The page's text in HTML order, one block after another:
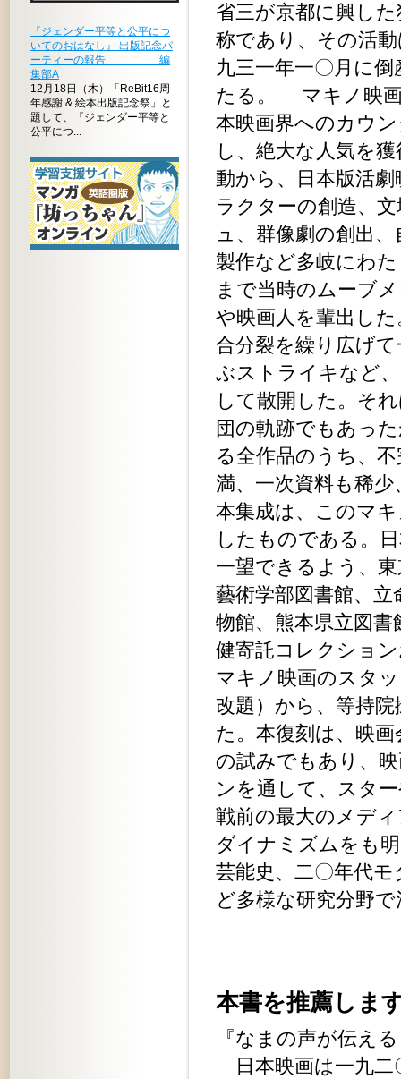
『ジェンダー平等と公平につ
いてのおはなし』 出版記念パ
ーティーの報告 編
集部A
12月18日（木）「ReBit16周
年感謝 & 絵本出版記念祭」と
題して、『ジェンダー平等と
公平につ...
省三が京都に興し
称であり、その活
九三一年一〇月に
たる。 マキノ映画
本映画界へのカウ
し、絶大な人気を
動から、日本版活
ラクターの創造、
ュ、群像劇の創出
製作など多岐にわ
まで当時のムーブ
や映画人を輩出し
合分裂を繰り広げ
ぶストライキなど
して散開した。そ
団の軌跡でもあっ
る全作品のうち、
満、一次資料も稀
本集成は、このマ
したものである。
一望できるよう、
藝術学部図書館、立
物館、熊本県立図
健寄託コレクショ
マキノ映画のスタ
改題）から、等持
た。本復刻は、映
の試みでもあり、
ンを通して、スタ
戦前の最大のメデ
ダイナミズムをも
芸能史、二〇年代
ど多様な研究分野
本書を推薦しま
『なまの声が伝え
日本映画は一九二